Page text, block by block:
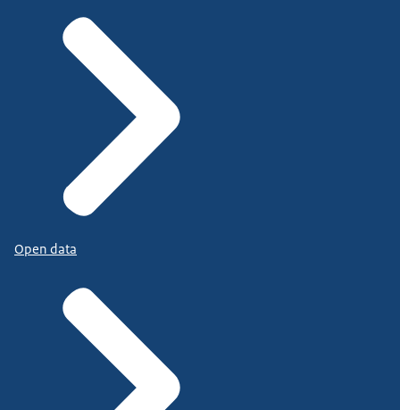
Open data